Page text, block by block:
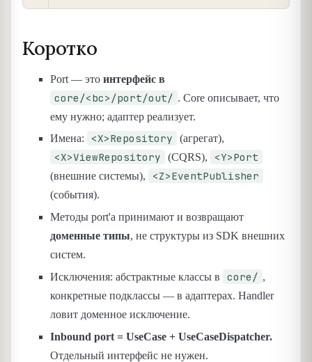
Коротко
Port — это интерфейс в
core/<bc>/port/out/ . Core описывает, что
ему нужно; адаптер реализует.
Имена:
<X>Repository (агрегат),
<X>ViewRepository (CQRS), <Y>Port
(внешние системы), <Z>EventPublisher
(события).
Методы port'а принимают и возвращают
доменные типы, не структуры из SDK внешних
систем.
Исключения: абстрактные классы в
core/ ,
конкретные подклассы — в адаптерах. Handler
ловит доменное исключение.
Inbound port = UseCase + UseCaseDispatcher.
Отдельный интерфейс не нужен.